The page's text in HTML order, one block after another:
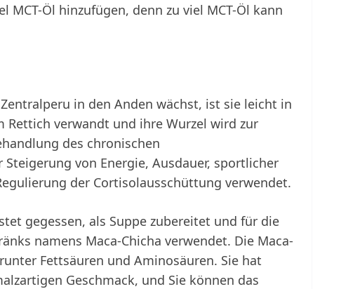
MCT-Öl hinzufügen, denn zu viel MCT-Öl kann
in den Anden wächst, ist sie leicht in
verwandt und ihre Wurzel wird zur
des chronischen
Steigerung von Energie, Ausdauer, sportlicher
der Cortisolausschüttung verwendet.
gegessen, als Suppe zubereitet und für die
namens Maca-Chicha verwendet. Die Maca-
Fettsäuren und Aminosäuren. Sie hat
Geschmack, und Sie können das